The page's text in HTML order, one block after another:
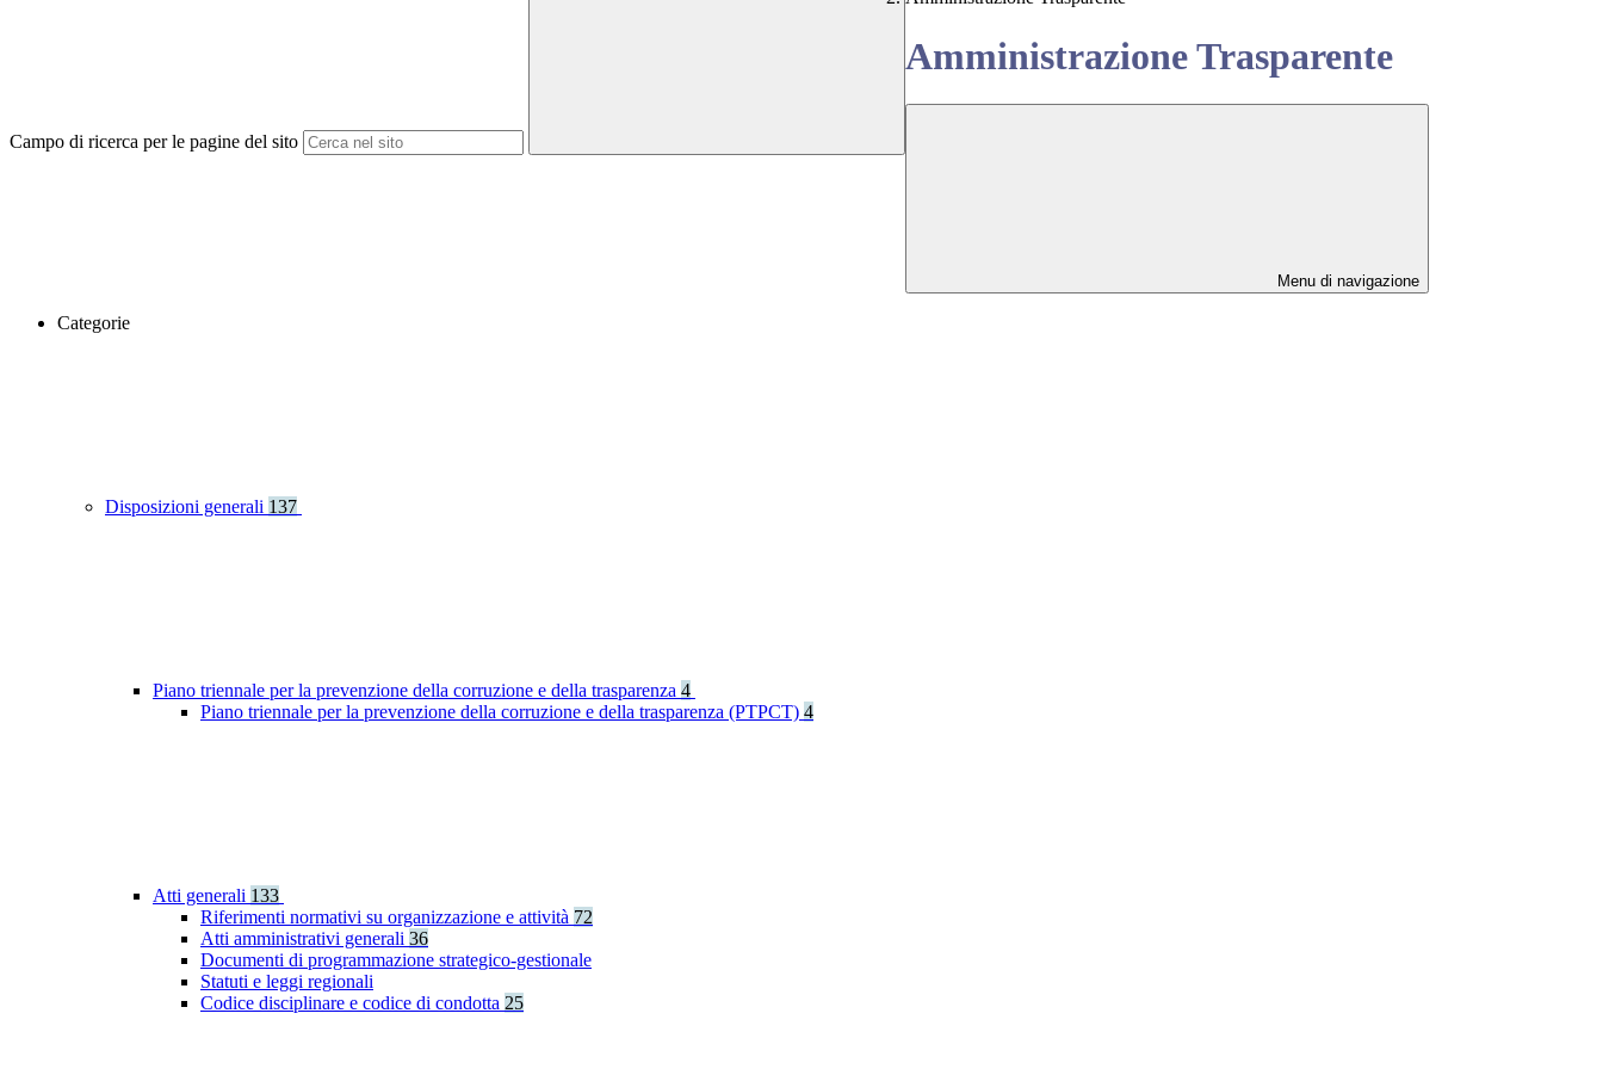
Campo di ricerca per le pagine del sito
Amministrazione Trasparente
Menu di navigazione
Categorie
Disposizioni generali 137
Piano triennale per la prevenzione della corruzione e della trasparenza 4
Piano triennale per la prevenzione della corruzione e della trasparenza (PTPCT) 4
Atti generali 133
Riferimenti normativi su organizzazione e attività 72
Atti amministrativi generali 36
Documenti di programmazione strategico-gestionale
Statuti e leggi regionali
Codice disciplinare e codice di condotta 25